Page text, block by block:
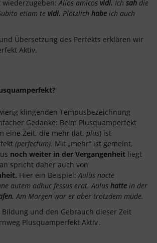
wiederzugeben:Alios amicos vidi. Ich sah die
etiam te vidi. Plötzlich habe ich auch
Übersetzung des Perfekts erklären wir
Aktiv.
klingenden Tempusbezeichnung
Gedanke: Beim Plusquamperfekt
eine Zeit, die mehr (lat. plus) ist
(perfectum). Mit „mehr“ ist gemeint,
noch weiter in der Vergangenheit liegt
spricht daher auch von
Hier ein Beispiel: Aulus nocte
autem adhuc fessus erat. Aulus hatte in der
Am Morgen war er aber trotzdem müde.
und den Gebrauch dieser Zeit
Plusquamperfekt Aktiv.